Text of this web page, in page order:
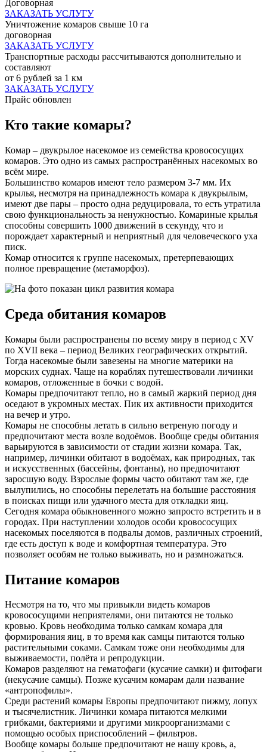
Договорная
ЗАКАЗАТЬ УСЛУГУ
Уничтожение комаров свыше 10 га
договорная
ЗАКАЗАТЬ УСЛУГУ
Транспортные расходы рассчитываются дополнительно и
составляют
от 6 рублей за 1 км
ЗАКАЗАТЬ УСЛУГУ
Прайс обновлен
Кто такие комары?
Комар – двукрылое насекомое из семейства кровососущих
комаров. Это одно из самых распространённых насекомых во
всём мире.
Большинство комаров имеют тело размером 3-7 мм. Их
крылья, несмотря на принадлежность комара к двукрылым,
имеют две пары – просто одна редуцировала, то есть утратила
свою функциональность за ненужностью. Комариные крылья
способны совершить 1000 движений в секунду, что и
порождает характерный и неприятный для человеческого уха
писк.
Комар относится к группе насекомых, претерпевающих
полное превращение (метаморфоз).
Среда обитания комаров
Комары были распространены по всему миру в период с XV
по XVII века – период Великих географических открытий.
Тогда насекомые были завезены на многие материки на
морских суднах. Чаще на кораблях путешествовали личинки
комаров, отложенные в бочки с водой.
Комары предпочитают тепло, но в самый жаркий период дня
оседают в укромных местах. Пик их активности приходится
на вечер и утро.
Комары не способны летать в сильно ветреную погоду и
предпочитают места возле водоёмов. Вообще среды обитания
варьируются в зависимости от стадии жизни комара. Так,
например, личинки обитают в водоёмах, как природных, так
и искусственных (бассейны, фонтаны), но предпочитают
заросшую воду. Взрослые формы часто обитают там же, где
вылупились, но способны перелетать на большие расстояния
в поисках пищи или удачного места для откладки яиц.
Сегодня комара обыкновенного можно запросто встретить и в
городах. При наступлении холодов особи кровососущих
насекомых поселяются в подвалы домов, различных строений,
где есть доступ к воде и комфортная температура. Это
позволяет особям не только выживать, но и размножаться.
Питание комаров
Несмотря на то, что мы привыкли видеть комаров
кровососущими неприятелями, они питаются не только
кровью. Кровь необходима только самкам комара для
формирования яиц, в то время как самцы питаются только
растительными соками. Самкам тоже они необходимы для
выживаемости, полёта и репродукции.
Комаров разделяют на гематофаги (кусачие самки) и фитофаги
(некусачие самцы). Позже кусачим комарам дали название
«антропофилы».
Среди растений комары Европы предпочитают пижму, лопух
и тысячелистник. Личинки комара питаются мелкими
грибками, бактериями и другими микроорганизмами с
помощью особых приспособлений – фильтров.
Вообще комары больше предпочитают не нашу кровь, а,